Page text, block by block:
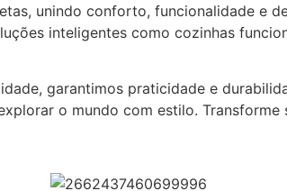
unindo conforto, funcionalidade e
inteligentes como cozinhas
garantimos praticidade e
o mundo com estilo.